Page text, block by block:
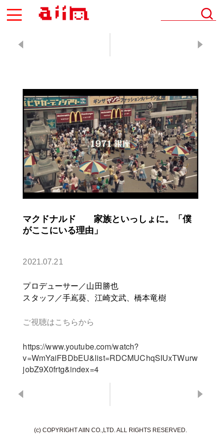
マクドナルド 家族といっしょに。「僕
がここにいる理由」
2021.07.21
プロデューサー／山田勝也
スタッフ／手嶌葵、江崎文武、橋本竜樹
ご視聴はこちらから
https://www.youtube.com/watch?
v=WmYaiFBDbEU&list=RDCMUChqSIUxTWurw
jobZ9X0frtg&index=4
(c) COPYRIGHT AIIN CO.,LTD. ALL RIGHTS RESERVED.